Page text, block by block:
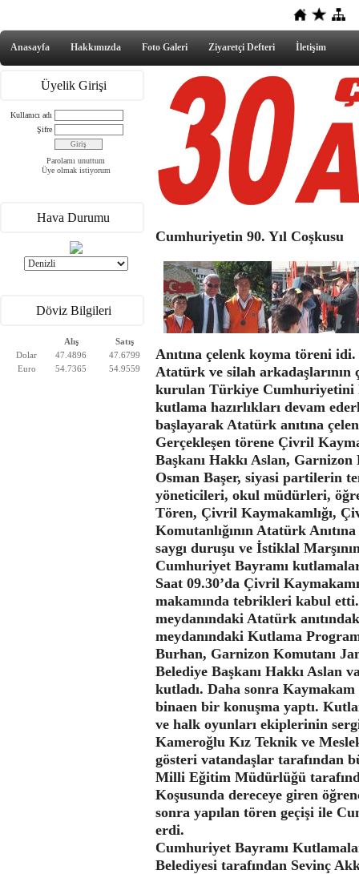
Anasayfa Hakkımızda Foto Galeri Ziyaretçi Defteri İletişim
Üyelik Girişi
Kullanıcı adı
Şifre
Parolamı unuttum
Üye olmak istiyorum
Hava Durumu
Döviz Bilgileri
Alış
Satış
Dolar
47.4896
47.6799
Euro
54.7365 54.9559
Cumhuriyetin 90. Yıl Coşkusu
Anıtına çelenk koyma töreni
Atatürk ve silah arkadaşlarının
kurulan Türkiye Cumhuriyetini
kutlama hazırlıkları devam
başlayarak Atatürk anıtına
Gerçekleşen törene Çivril
Başkanı Hakkı Aslan,
Osman Başer, siyasi partilerin
yöneticileri, okul müdürleri,
Tören, Çivril Kaymakamlığı,
Komutanlığının Atatürk
saygı duruşu ve İstiklal
Cumhuriyet Bayramı
Saat 09.30’da Çivril
makamında tebrikleri kabul
meydanındaki Atatürk
meydanındaki Kutlama
Burhan, Garnizon Komutanı
Belediye Başkanı Hakkı Aslan
kutladı. Daha sonra
binaen bir konuşma yaptı.
ve halk oyunları ekiplerinin
Kameroğlu Kız Teknik ve
gösteri vatandaşlar tarafından
Milli Eğitim Müdürlüğü
Koşusunda dereceye giren
sonra yapılan tören geçişi ile
erdi.
Cumhuriyet Bayramı
Belediyesi tarafından Sevinç